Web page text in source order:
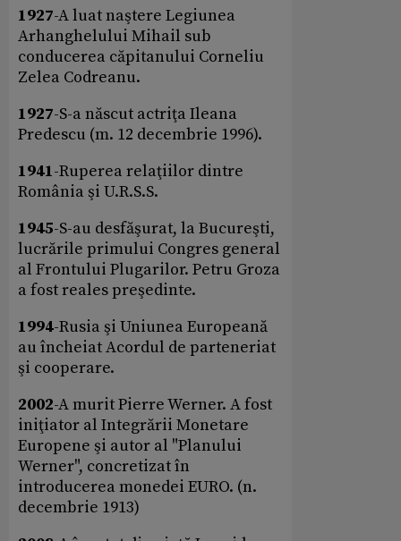
1927-A luat naştere Legiunea
Arhanghelului Mihail sub
conducerea căpitanului Corneliu
Zelea Codreanu.
1927-S-a născut actriţa Ileana
Predescu (m. 12 decembrie 1996).
1941-Ruperea relaţiilor dintre
România şi U.R.S.S.
1945-S-au desfăşurat, la Bucureşti,
lucrările primului Congres general
al Frontului Plugarilor. Petru Groza
a fost reales preşedinte.
1994-Rusia şi Uniunea Europeană
au încheiat Acordul de parteneriat
şi cooperare.
2002-A murit Pierre Werner. A fost
iniţiator al Integrării Monetare
Europene şi autor al "Planului
Werner", concretizat în
introducerea monedei EURO. (n.
decembrie 1913)